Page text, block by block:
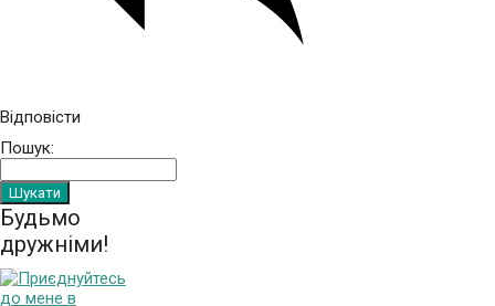
Відповісти
Пошук:
Будьмо
дружніми!